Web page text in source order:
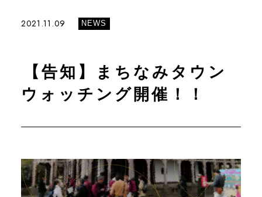
2021.11.09 NEWS
【告知】まちなみタウン
ウォッチング開催！！